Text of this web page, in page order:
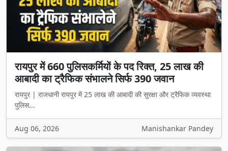
रायपुर में 660 पुलिसकर्मियों के पद रिक्त, 25 लाख की
आबादी का ट्रैफिक संभालने सिर्फ 390 जवान
रायपुर | राजधानी रायपुर में 25 लाख की आबादी की सुरक्षा और ट्रैफिक व्यवस्था
पुलिस...
Aug 06, 2026 Manishankar Pandey